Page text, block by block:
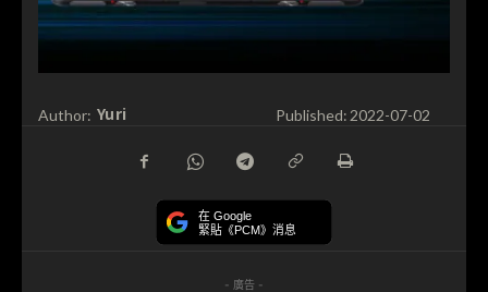
Author: Yuri Published: 2022-07-02
在 Google
緊貼《PCM》消息
- 廣告 -